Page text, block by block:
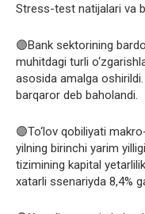
Stress-test natijalari va
🟣Bank sektorining
muhitdagi turli
asosida amalga
barqaror deb baholandi.
🟣To‘lov qobiliyati
yilning birinchi yarim
tizimining kapital
xatarli ssenariyda 8,4%